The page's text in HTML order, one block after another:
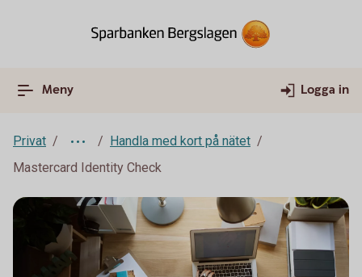
Meny Logga in
Privat
Handla med kort på nätet
Mastercard Identity Check